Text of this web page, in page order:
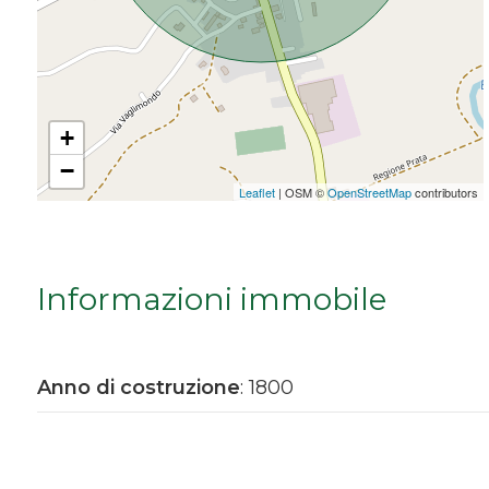
+
−
Leaflet | OSM ©OpenStreetMapcontributors
Informazioni immobile
Anno di costruzione: 1800
Da € 5.000.000 a € 10.000.000
Oltre € 10.000.000
Totale